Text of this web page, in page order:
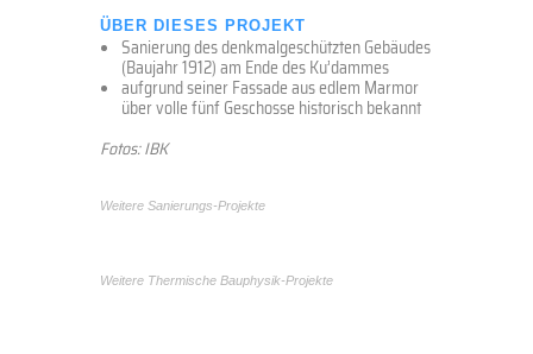
ÜBER DIESES PROJEKT
Sanierung des denkmalgeschützten Gebäudes
(Baujahr 1912) am Ende des Ku’dammes
aufgrund seiner Fassade aus edlem Marmor
über volle fünf Geschosse historisch bekannt
Fotos: IBK
Weitere Sanierungs-Projekte
Weitere Thermische Bauphysik-Projekte